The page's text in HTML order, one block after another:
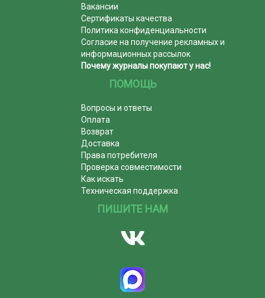
Вакансии
Сертификаты качества
Политика конфиденциальности
Согласие на получение рекламных и
информационных рассылок
Почему журналы покупают у нас!
ПОМОЩЬ
Вопросы и ответы
Оплата
Возврат
Доставка
Права потребителя
Проверка совместимости
Как искать
Техническая поддержка
ПИШИТЕ НАМ